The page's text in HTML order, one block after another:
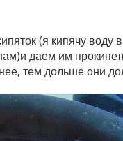
(я кипячу воду в
даем им
тем дольше они